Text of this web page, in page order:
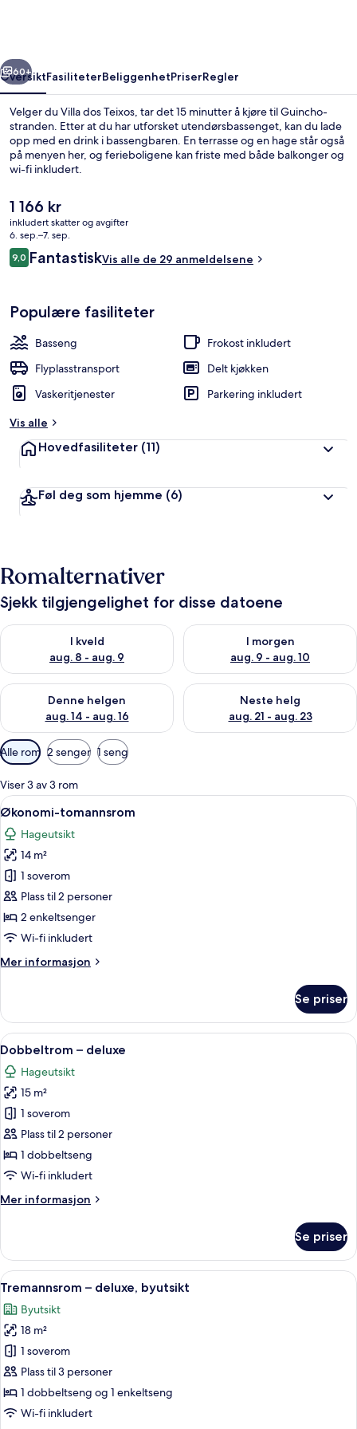
Neste
60+
OversiktFasiliteterBeliggenhetPriserRegler
Velger du Villa dos Teixos, tar det 15 minutter å kjøre til Guincho-
stranden. Etter at du har utforsket utendørsbassenget, kan du lade
opp med en drink i bassengbaren. En terrasse og en hage står også
på menyen her, og ferieboligene kan friste med både balkonger og
wi-fi inkludert.
Den
nåværende
prisen
er
1 166 kr
1 166 kr
inkludert skatter og avgifter
6. sep.–7. sep.
Anmeldelser
9,09,0 av 10 –
FantastiskVis alle de 29 anmeldelsene
Populære fasiliteter
Basseng
Frokost inkludert
Flyplasstransport
Delt kjøkken
Vaskeritjenester
Parkering inkludert
Vis alle
Hovedfasiliteter (11)
Føl deg som hjemme (6)
Romalternativer
Sjekk tilgjengelighet for disse datoene
I kveld
aug. 8 - aug. 9
Sjekk tilgjengelighet for i kveld, aug. 8 - aug. 9
I morgen
aug. 9 - aug. 10
Sjekk tilgjengelighet for i
Denne helgen
aug. 14 - aug. 16
Sjekk tilgjengelighet for denne helgen, aug. 14 - aug. 16
Neste helg
aug. 21 - aug. 23
Sjekk tilgjengelighet for
Tilgjengelige
filtre
for
rom
Alle rom 2 senger 1 seng
Viser 3 av 3 rom
Åpne
alle
bildene
av
Økonomi-
tomannsrom
Økonomi-tomannsrom | Wi-fi
5
Økonomi-tomannsrom
Hageutsikt
14 m²
1 soverom
Plass til 2 personer
2 enkeltsenger
Wi-fi inkludert
Mer informasjon
Mer
tomannsrom
Se priser
Åpne
alle
bildene
av
Dobbeltrom
–
deluxe
Dobbeltrom – deluxe | Utsikt fra
6
Dobbeltrom – deluxe
Hageutsikt
15 m²
1 soverom
Plass til 2 personer
1 dobbeltseng
Wi-fi inkludert
Mer informasjon
Mer
–
deluxe
Se priser
Åpne
alle
bildene
av
Tremannsrom
–
deluxe,
byutsikt
Tremannsrom – deluxe, byutsikt |
6
Tremannsrom – deluxe, byutsikt
Byutsikt
18 m²
1 soverom
Plass til 3 personer
1 dobbeltseng og 1 enkeltseng
Wi-fi inkludert